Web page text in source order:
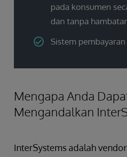
pada konsumen
dan tanpa
Sistem
Mengapa Anda
Mengandalkan
InterSystems adalah